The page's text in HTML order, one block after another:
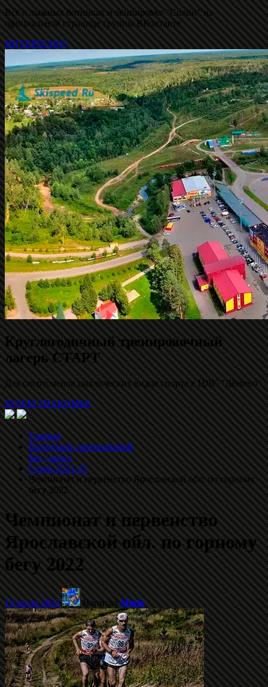
Всё о лыжных ботинках и экипировке "Спайн" на
официальной странице группы ВКонтакте
ИНТЕРЕСНО?
Круглогодичный тренировочный
лагерь СТАРТ
Для спортсменов циклических видов спорта в ЦЛС "Дёмино"
БУДЕМ ЗНАКОМЫ!
Главная
Календари соревнований
Бег / кросс
Сезон 2021-22
Чемпионат и первенство Ярославской обл. по горному
бегу 2022
Чемпионат и первенство
Ярославской обл. по горному
бегу 2022
19 июля 2022 НаписалMinfo